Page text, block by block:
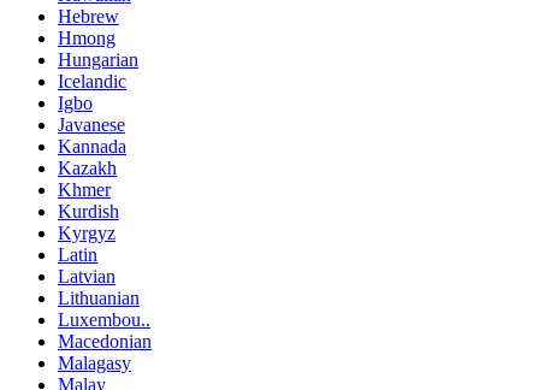
Hebrew
Hmong
Hungarian
Icelandic
Igbo
Javanese
Kannada
Kazakh
Khmer
Kurdish
Kyrgyz
Latin
Latvian
Lithuanian
Luxembou..
Macedonian
Malagasy
Malay